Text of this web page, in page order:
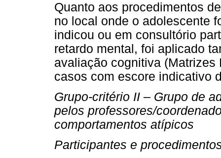
Quanto aos procedimentos
no local onde o adolescente
indicou ou em consultório
retardo mental, foi aplicado
avaliação cognitiva
casos com escore indicativo
Grupo-critério II – Grupo de
pelos professores/
comportamentos atípicos
Participantes e